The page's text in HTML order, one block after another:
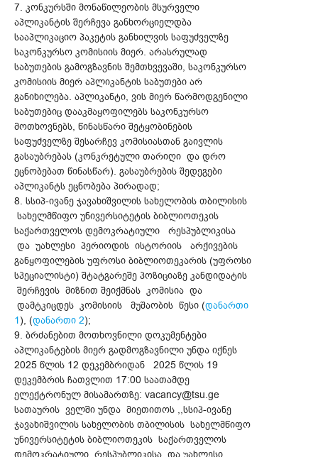
7. კონკურსში მონაწილეობის მსურველი
აპლიკანტის შერჩევა განხორციელდბა
სააპლიკაციო პაკეტის განხილვის საფუძველზე
საკონკურსო კომისიის მიერ. არასრულად
საბუთების გამოგზავნის შემთხვევაში, საკონკურსო
კომისიის მიერ აპლიკანტის საბუთები არ
განიხილება. აპლიკანტი, ვის მიერ წარმოდგენილი
საბუთებიც დააკმაყოფილებს საკონკურსო
მოთხოვნებს, წინასწარი შეტყობინების
საფუძველზე შესარჩევ კომისიასთან გაივლის
გასაუბრებას (კონკრეტული თარიღი და დრო
ეცნობებათ წინასწარ). გასაუბრების შედეგები
აპლიკანტს ეცნობება პირადად;
8. სსიპ-ივანე ჯავახიშვილის სახელობის თბილისის
სახელმწიფო უნივერსიტეტის ბიბლიოთეკის
საქართველოს დემოკრატიული რესპუბლიკისა
და უახლესი პერიოდის ისტორიის არქივების
განყოფილების უფროსი ბიბლიოთეკარის (უფროსი
სპეციალისტი) შტატგარეშე პოზიციაზე კანდიდატის
შერჩევის მიზნით შეიქმნას კომისია და
დამტკიცდეს კომისიის მუშაობის წესი (დანართი
1), (დანართი 2);
9. ბრძანებით მოთხოვნილი დოკუმენტები
აპლიკანტების მიერ გადმოგზავნილი უნდა იქნეს
2025 წლის 12 დეკემბრიდან 2025 წლის 19
დეკემბრის ჩათვლით 17:00 საათამდე
ელექტრონულ მისამართზე: vacancy@tsu.ge
სათაურის ველში უნდა მიეთითოს ,,სსიპ-ივანე
ჯავახიშვილის სახელობის თბილისის სახელმწიფო
უნივერსიტეტის ბიბლიოთეკის საქართველოს